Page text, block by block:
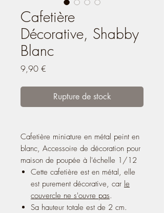
Cafetière
Décorative, Shabby
Blanc
9,90 €
Rupture de stock
Cafetière miniature en métal peint en
blanc, Accessoire de décoration pour
maison de poupée à l'échelle 1/12
Cette cafetière est en métal, elle
est purement décorative, car le
couvercle ne s'ouvre pas.
Sa hauteur totale est de 2 cm.